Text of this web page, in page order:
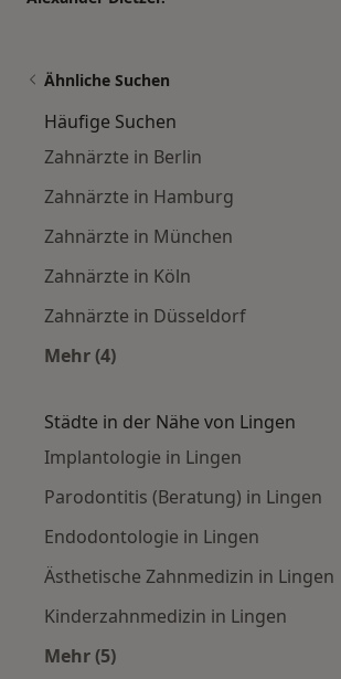
Ähnliche Suchen
Häufige Suchen
Zahnärzte in Berlin
Zahnärzte in Hamburg
Zahnärzte in München
Zahnärzte in Köln
Zahnärzte in Düsseldorf
Mehr (4)
Städte in der Nähe von Lingen
Implantologie in Lingen
Parodontitis (Beratung) in Lingen
Endodontologie in Lingen
Ästhetische Zahnmedizin in Lingen
Kinderzahnmedizin in Lingen
Mehr (5)